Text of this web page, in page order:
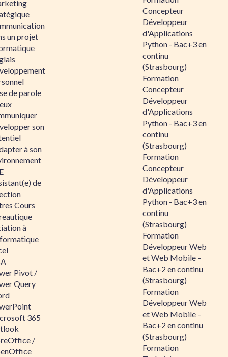
un projet
de parole
son
à son
de
Cours
à
Pivot /
Query
365
/
Concepteur
Développeur
d'Applications
Python - Bac+3 en
continu
(Strasbourg)
Formation
Concepteur
Développeur
d'Applications
Python - Bac+3 en
continu
(Strasbourg)
Formation
Concepteur
Développeur
d'Applications
Python - Bac+3 en
continu
(Strasbourg)
Formation
Développeur Web
et Web Mobile –
Bac+2 en continu
(Strasbourg)
Formation
Développeur Web
et Web Mobile –
Bac+2 en continu
(Strasbourg)
Formation